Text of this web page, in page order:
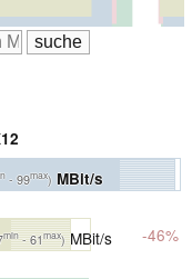
- 99max) MBit/s
min- 61max)MBit/s -46%